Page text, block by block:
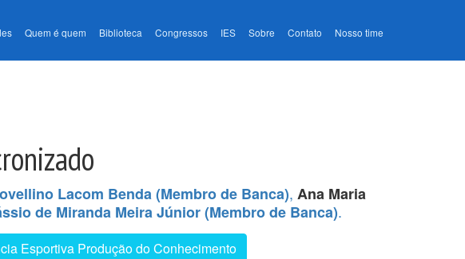
Quem é quem Biblioteca Congressos IES Sobre Contato Nosso time
Lacom Benda (Membro de Banca), Ana Maria
de Miranda Meira Júnior (Membro de Banca).
Esportiva Produção do Conhecimento